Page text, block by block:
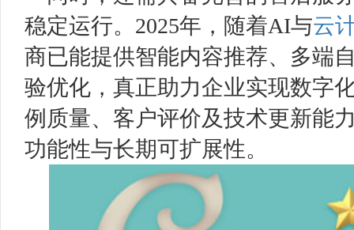
稳定运行。2025年，随着AI与云
商已能提供智能内容推荐、多端
验优化，真正助力企业实现数字
例质量、客户评价及技术更新能
功能性与长期可扩展性。